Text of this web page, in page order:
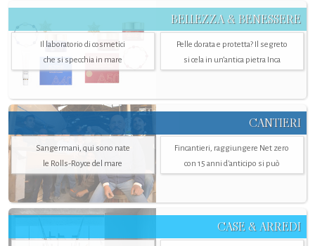
BELLEZZA & BENESSERE
Il laboratorio di cosmetici
che si specchia in mare
Pelle dorata e protetta? Il segreto
si cela in un’antica pietra Inca
CANTIERI
Sangermani, qui sono nate
le Rolls-Royce del mare
Fincantieri, raggiungere Net zero
con 15 anni d'anticipo si può
CASE & ARREDI